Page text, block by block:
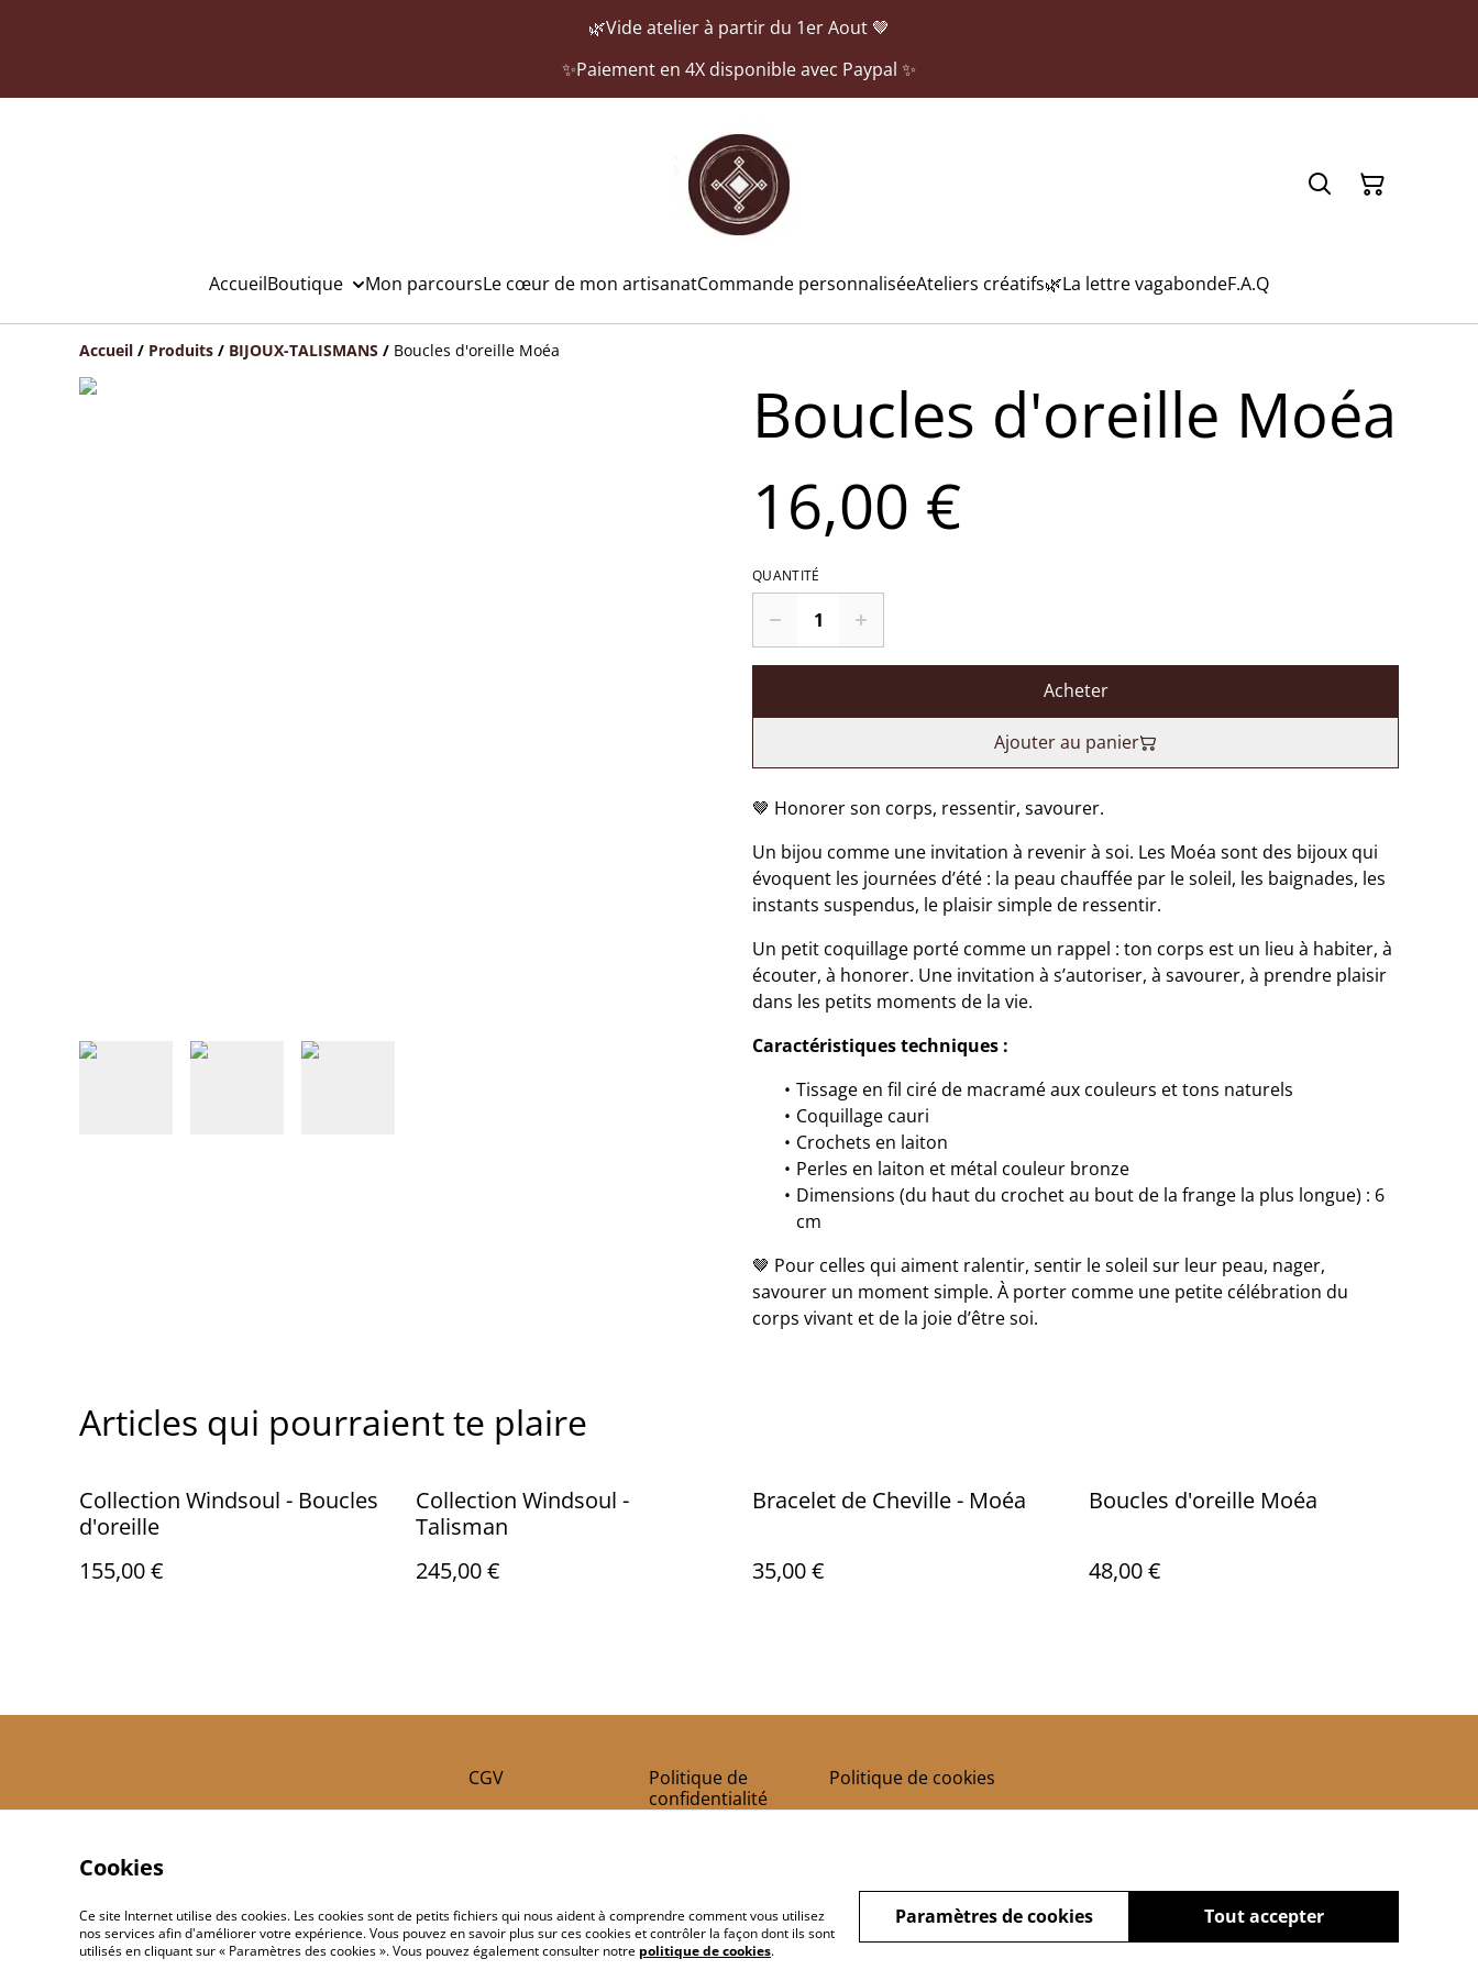
🌿Vide atelier à partir du 1er Aout 🤎
✨Paiement en 4X disponible avec Paypal ✨
AccueilBoutique Mon parcoursLe cœur de mon artisanatCommande personnaliséeAteliers créatifs🌿La lettre vagabondeF.A.Q
Accueil / Produits / BIJOUX-TALISMANS / Boucles d'oreille Moéa
Boucles d'oreille Moéa
16,00 €
QUANTITÉ
Acheter
Ajouter au panier
🤎 Honorer son corps, ressentir, savourer.
Un bijou comme une invitation à revenir à soi. Les Moéa sont des bijoux qui
évoquent les journées d’été : la peau chauffée par le soleil, les baignades, les
instants suspendus, le plaisir simple de ressentir.
Un petit coquillage porté comme un rappel : ton corps est un lieu à habiter, à
écouter, à honorer. Une invitation à s’autoriser, à savourer, à prendre plaisir
dans les petits moments de la vie.
Caractéristiques techniques :
Tissage en fil ciré de macramé aux couleurs et tons naturels
Coquillage cauri
Crochets en laiton
Perles en laiton et métal couleur bronze
Dimensions (du haut du crochet au bout de la frange la plus longue) : 6
cm
🤎 Pour celles qui aiment ralentir, sentir le soleil sur leur peau, nager,
savourer un moment simple. À porter comme une petite célébration du
corps vivant et de la joie d’être soi.
Articles qui pourraient te plaire
Collection Windsoul - Boucles
d'oreille
155,00 €
Collection Windsoul -
Talisman
245,00 €
Bracelet de Cheville - Moéa
35,00 €
Boucles d'oreille Moéa
48,00 €
CGV
Politique de
confidentialité
Politique de cookies
©2026 Symétries Vagabondes
Cookies
Ce site Internet utilise des cookies. Les cookies sont de petits fichiers qui nous aident à comprendre comment vous utilisez
nos services afin d'améliorer votre expérience. Vous pouvez en savoir plus sur ces cookies et contrôler la façon dont ils sont
utilisés en cliquant sur « Paramètres des cookies ». Vous pouvez également consulter notre politique de cookies.
Tout accepter
Paramètres de cookies